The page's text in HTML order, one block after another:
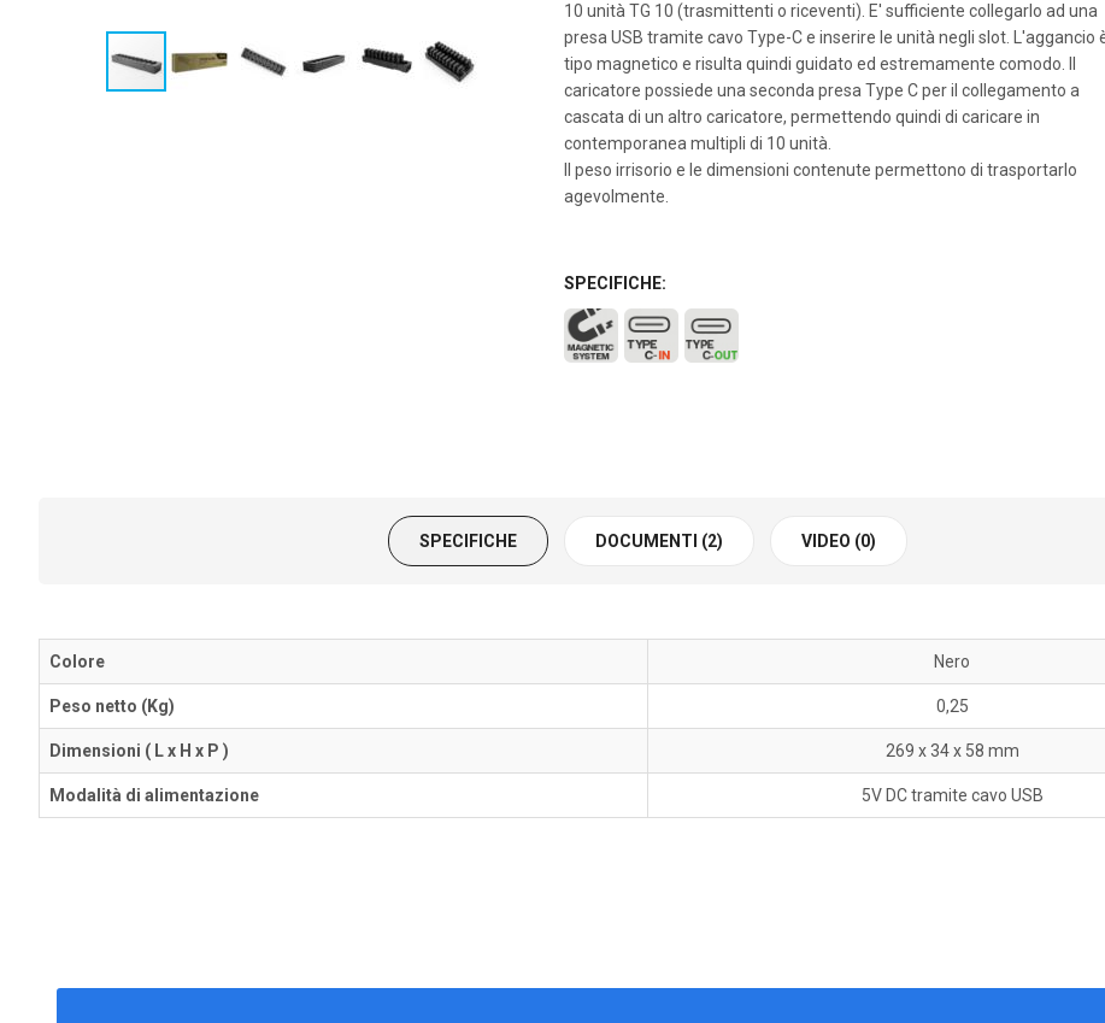
10 unità TG 10 (trasmittenti o riceventi). E' sufficiente collegarlo ad una
presa USB tramite cavo Type-C e inserire le unità negli slot. L'aggancio
tipo magnetico e risulta quindi guidato ed estremamente comodo. Il
caricatore possiede una seconda presa Type C per il collegamento a
cascata di un altro caricatore, permettendo quindi di caricare in
contemporanea multipli di 10 unità.
Il peso irrisorio e le dimensioni contenute permettono di trasportarlo
agevolmente.
SPECIFICHE:
SPECIFICHE DOCUMENTI (2) VIDEO (0)
Colore Nero
Peso netto (Kg) 0,25
Dimensioni ( L x H x P ) 269 x 34 x 58 mm
Modalità di alimentazione 5V DC tramite cavo USB